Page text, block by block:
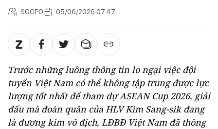
SGGPO 05/06/2026 07:47
Trước những luồng thông tin lo ngại việc đội
tuyển Việt Nam có thể không tập trung được lực
lượng tốt nhất để tham dự ASEAN Cup 2026, giải
đấu mà đoàn quân của HLV Kim Sang-sik đang
là đương kim vô địch, LĐBĐ Việt Nam đã thông